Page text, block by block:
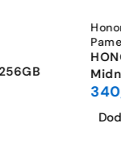
FHD